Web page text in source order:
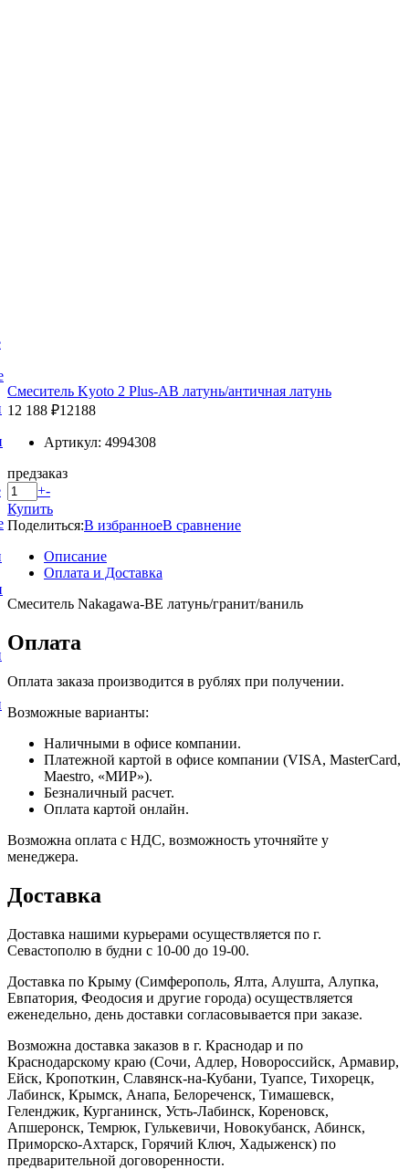
Смеситель Kyoto 2 Plus-AB латунь/античная латунь
12 188 ₽12188
Артикул: 4994308
предзаказ
+-
Купить
Поделиться:В избранноеВ сравнение
Описание
Оплата и Доставка
Смеситель Nakagawa-BE латунь/гранит/ваниль
Оплата
Оплата заказа производится в рублях при получении.
Возможные варианты:
Наличными в офисе компании.
Платежной картой в офисе компании (VISA, MasterCard,
Maestro, «МИР»).
Безналичный расчет.
Оплата картой онлайн.
Возможна оплата с НДС, возможность уточняйте у
менеджера.
Доставка
Доставка нашими курьерами осуществляется по г.
Севастополю в будни с 10-00 до 19-00.
Доставка по Крыму (Симферополь, Ялта, Алушта, Алупка,
Евпатория, Феодосия и другие города) осуществляется
еженедельно, день доставки согласовывается при заказе.
Возможна доставка заказов в г. Краснодар и по
Краснодарскому краю (Сочи, Адлер, Новороссийск, Армавир,
Ейск, Кропоткин, Славянск-на-Кубани, Туапсе, Тихорецк,
Лабинск, Крымск, Анапа, Белореченск, Тимашевск,
Геленджик, Курганинск, Усть-Лабинск, Кореновск,
Апшеронск, Темрюк, Гулькевичи, Новокубанск, Абинск,
Приморско-Ахтарск, Горячий Ключ, Хадыженск) по
предварительной договоренности.